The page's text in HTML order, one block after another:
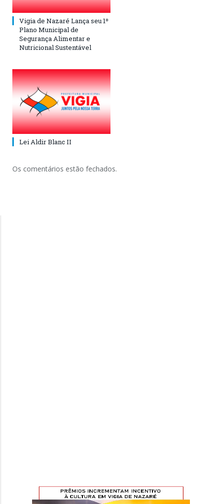
Vigia de Nazaré Lança seu 1º
Plano Municipal de
Segurança Alimentar e
Nutricional Sustentável
Lei Aldir Blanc II
Os comentários estão fechados.